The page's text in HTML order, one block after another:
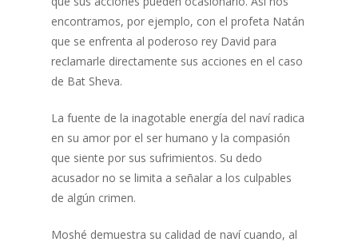
encontramos, por ejemplo, con el profeta Natán
que se enfrenta al poderoso rey David para
reclamarle directamente sus acciones en el caso
de Bat Sheva.
La fuente de la inagotable energía del naví radica
en su amor por el ser humano y la compasión
que siente por sus sufrimientos. Su dedo
acusador no se limita a señalar a los culpables
de algún crimen.
Moshé demuestra su calidad de naví cuando, al